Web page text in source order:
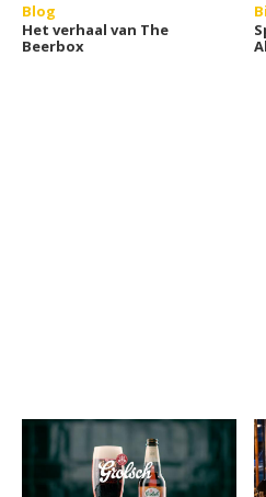
Blog
Het verhaal van The
Beerbox